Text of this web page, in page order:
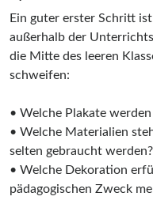
Ein guter erster Schritt
außerhalb der
die Mitte des leeren
schweifen:
• Welche Plakate
• Welche Materialien
selten gebraucht werden?
• Welche Dekoration
pädagogischen Zweck